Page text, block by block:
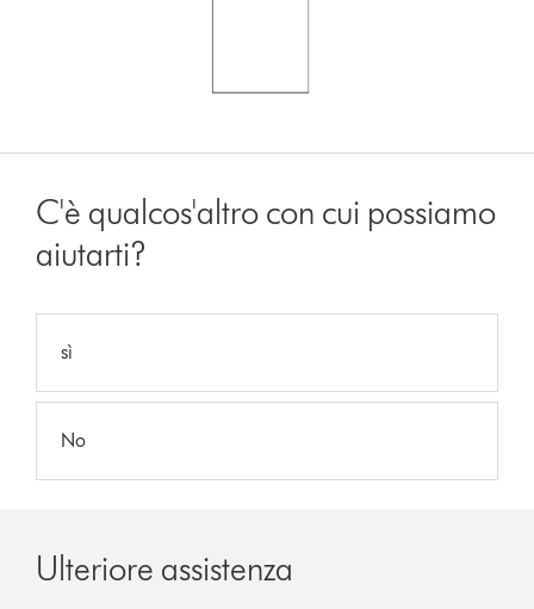
C'è qualcos'altro con cui possiamo
aiutarti?
sì
No
Ulteriore assistenza